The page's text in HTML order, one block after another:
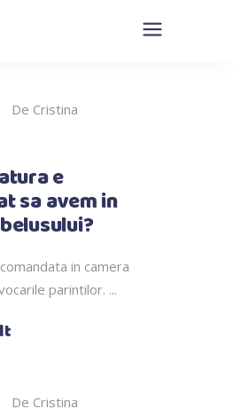
De Cristina
e
sa avem in
in camera
parintilor.
De Cristina